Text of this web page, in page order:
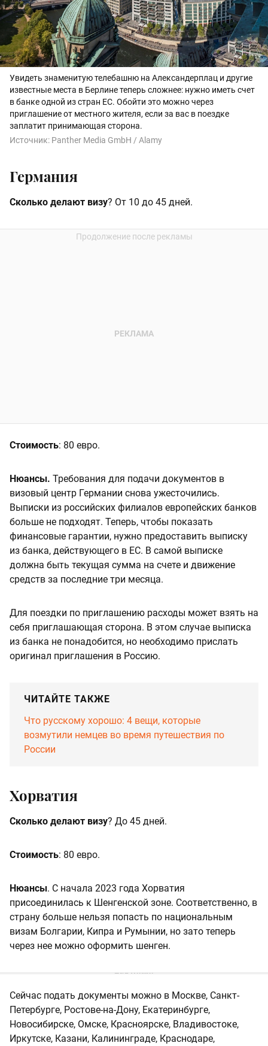
Увидеть знаменитую телебашню на Александерплац и другие
известные места в Берлине теперь сложнее: нужно иметь счет
в банке одной из стран ЕС. Обойти это можно через
приглашение от местного жителя, если за вас в поездке
заплатит принимающая сторона.
Источник: Panther Media GmbH / Alamy
Германия
Сколько делают визу? От 10 до 45 дней.
Стоимость: 80 евро.
Нюансы. Требования для подачи документов в
визовый центр Германии снова ужесточились.
Выписки из российских филиалов европейских банков
больше не подходят. Теперь, чтобы показать
финансовые гарантии, нужно предоставить выписку
из банка, действующего в ЕС. В самой выписке
должна быть текущая сумма на счете и движение
средств за последние три месяца.
Для поездки по приглашению расходы может взять на
себя приглашающая сторона. В этом случае выписка
из банка не понадобится, но необходимо прислать
оригинал приглашения в Россию.
ЧИТАЙТЕ ТАКЖЕ
Что русскому хорошо: 4 вещи, которые
возмутили немцев во время путешествия по
России
Хорватия
Сколько делают визу? До 45 дней.
Стоимость: 80 евро.
Нюансы. С начала 2023 года Хорватия
присоединилась к Шенгенской зоне. Соответственно, в
страну больше нельзя попасть по национальным
визам Болгарии, Кипра и Румынии, но зато теперь
через нее можно оформить шенген.
Сейчас подать документы можно в Москве, Санкт-
Петербурге, Ростове-на-Дону, Екатеринбурге,
Новосибирске, Омске, Красноярске, Владивостоке,
Иркутске, Казани, Калининграде, Краснодаре,